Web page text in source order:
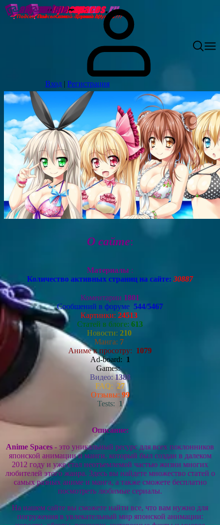
Вход | Регистрация
О сайте:
Материалы :
Количество активных страниц на сайте: 30887
Коментарии 1801
Сообшений в форуме 544/5467
Картинки: 24513
Статей в блоге: 613
Новости: 210
Манга: 7
Аниме к просотру: 1079
Ad-board: 1
Games:
Видео:1388
FAQ: 27
Отзывы: 99
Tests: 1
Описание:
Anime Spaces - это уникальный ресурс для всех поклонников
японской анимации и манги, который был создан в далеком
2012 году и уже стал неотъемлемой частью жизни многих
любителей этого жанра. Здесь вы найдете множество статей о
самых разных аниме и манга, а также сможете бесплатно
посмотреть любимые сериалы.
На нашем сайте вы сможете найти все, что вам нужно для
погружения в увлекательный мир японской анимации: